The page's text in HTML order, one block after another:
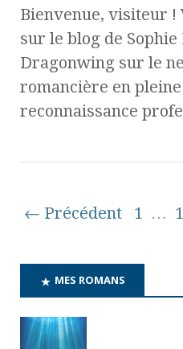
Bienvenue, visiteur !
sur le blog de
Dragonwing sur le
romancière en
reconnaissance
← Précédent 1 …
MES ROMANS